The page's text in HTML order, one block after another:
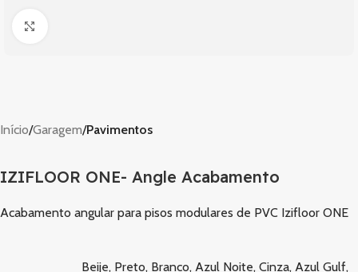
Início Garagem Pavimentos
IZIFLOOR ONE- Angle Acabamento
Acabamento angular para pisos modulares de PVC Izifloor ONE
Beije, Preto, Branco, Azul Noite, Cinza, Azul Gulf,